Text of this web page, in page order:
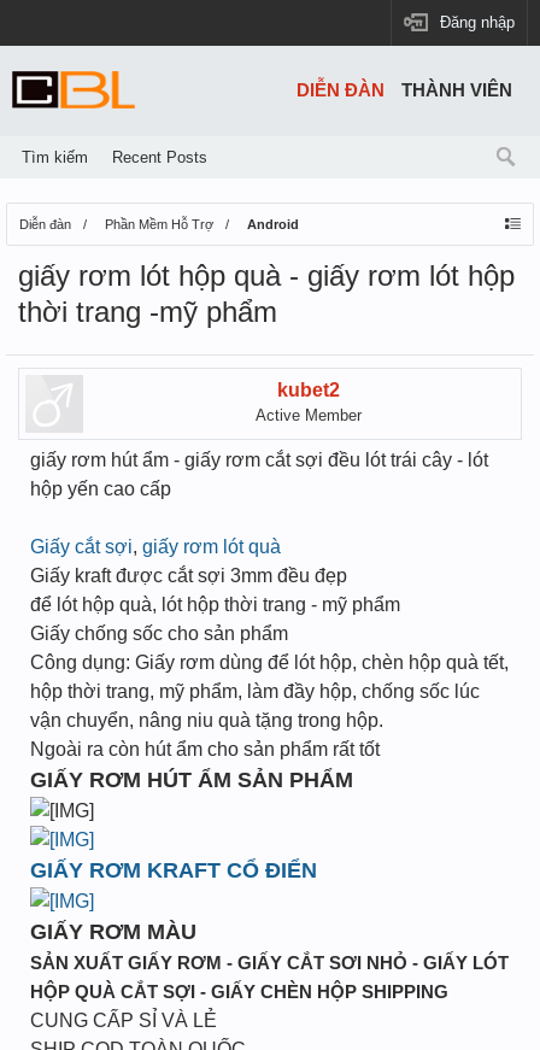
Đăng nhập
Diễn đàn Phần Mềm Hỗ Trợ Android
giấy rơm lót hộp quà - giấy rơm lót hộp
thời trang -mỹ phẩm
kubet2
Active Member
giấy rơm hút ẩm - giấy rơm cắt sợi đều lót trái cây - lót
hộp yến cao cấp
Giấy cắt sợi, giấy rơm lót quà
Giấy kraft được cắt sợi 3mm đều đẹp
để lót hộp quà, lót hộp thời trang - mỹ phẩm
Giấy chống sốc cho sản phẩm
Công dụng: Giấy rơm dùng để lót hộp, chèn hộp quà tết,
hộp thời trang, mỹ phẩm, làm đầy hộp, chống sốc lúc
vận chuyển, nâng niu quà tặng trong hộp.
Ngoài ra còn hút ẩm cho sản phẩm rất tốt
GIẤY RƠM HÚT ẨM SẢN PHẨM
GIẤY RƠM KRAFT CỔ ĐIỂN
GIẤY RƠM MÀU
SẢN XUẤT GIẤY RƠM - GIẤY CẮT SƠI NHỎ - GIẤY LÓT
HỘP QUÀ CẮT SỢI - GIẤY CHÈN HỘP SHIPPING
CUNG CẤP SỈ VÀ LẺ
DIỄN ĐÀN
Tìm kiếm Recent Posts
THÀNH VIÊN